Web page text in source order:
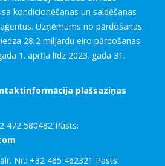
kondicionēšanas un saldēšanas
Uzņēmums no pārdošanas
28,2 miljardu eiro pārdošanas
1. aprīļa līdz 2023. gada 31.
plašsaziņas
472 580482 Pasts:
Nr.: +32 465 462321 Pasts: